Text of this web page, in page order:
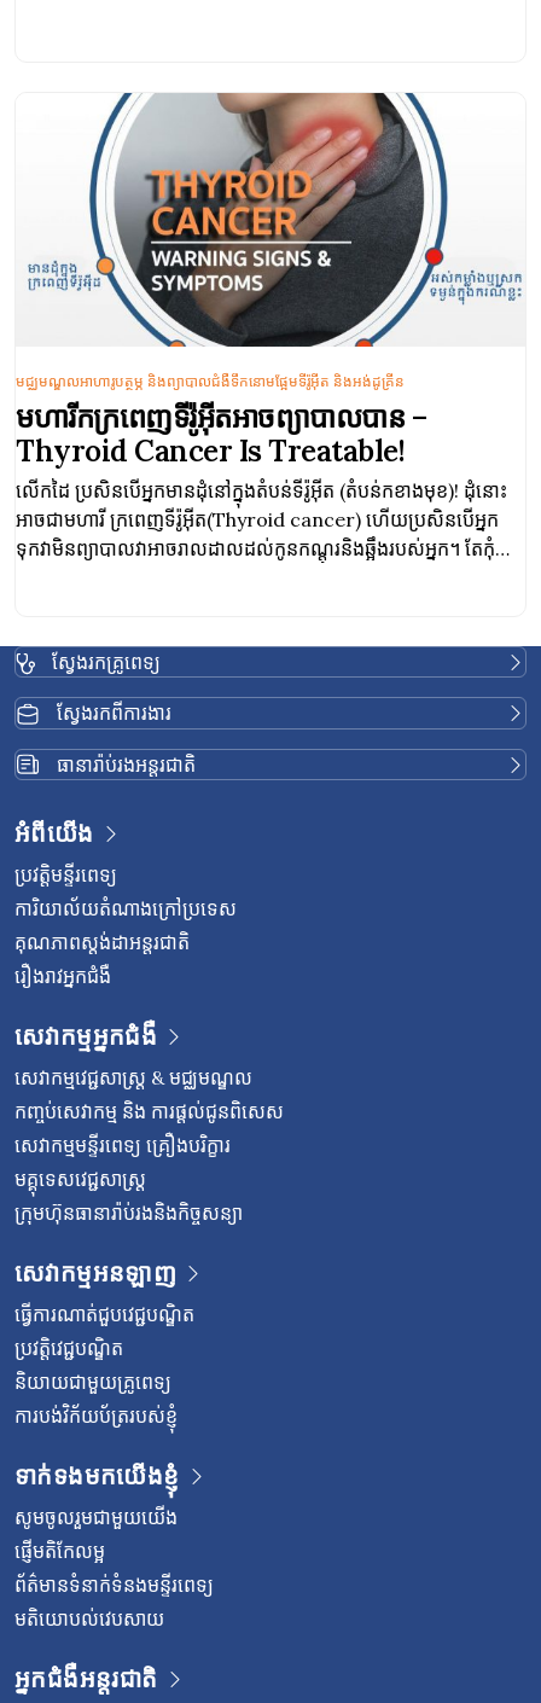
មហារីកក្រពេញទីរ៉ូអ៊ីតអាចព្យាបាលបាន –
Thyroid Cancer Is Treatable!
លើកដៃ ប្រសិនបើអ្នកមានដុំនៅក្នុងតំបន់ទីរ៉ូអ៊ីត (តំបន់កខាងមុខ)! ដុំនោះ
អាចជាមហារី ក្រពេញទីរ៉ូអ៊ីត(Thyroid cancer) ហើយប្រសិនបើអ្នក
ទុកវាមិនព្យាបាលវាអាចរាលដាលដល់កូនកណ្តុរនិងឆ្អឹងរបស់អ្នក។ តែកុំ
មជ្ឈមណ្ឌលអាហារូបត្ថម្ភ និងព្យាបាលជំងឺទឹកនោមផ្អែមទីរ៉ូអ៊ីត និងអង់ដូគ្រីន
ស្វែងរកគ្រូពេទ្យ
ស្វែងរកពីការងារ
ធានារ៉ាប់រងអន្តរជាតិ
អំពីយើង
ប្រវត្តិមន្ទីរពេទ្យ
ការិយាល័យតំណាងក្រៅប្រទេស
គុណភាពស្តង់ដាអន្តរជាតិ
រឿងរាវអ្នកជំងឺ
សេវាកម្មអ្នកជំងឺ
សេវាកម្មវេជ្ជសាស្រ្ត & មជ្ឈមណ្ឌល
កញ្ចប់សេវាកម្ម និង ការផ្តល់ជូនពិសេស
សេវាកម្មមន្ទីរពេទ្យ គ្រឿងបរិក្ខារ
មគ្គុទេសវេជ្ជសាស្ត្រ
ក្រុមហ៊ុនធានារ៉ាប់រងនិងកិច្ចសន្យា
សេវាកម្មអនឡាញ
ធ្វើការណាត់ជួបវេជ្ជបណ្ឌិត
ប្រវត្តិវេជ្ជបណ្ឌិត
និយាយជាមួយគ្រូពេទ្យ
ការបង់វិក័យប័ត្ររបស់ខ្ញុំ
ទាក់ទងមកយើងខ្ញុំ
សូមចូលរួមជាមួយយើង
ផ្ញើមតិកែលម្អ
ព័ត៌មានទំនាក់ទំនងមន្ទីរពេទ្យ
មតិយោបល់វេបសាយ
អ្នកជំងឺអន្តរជាតិ